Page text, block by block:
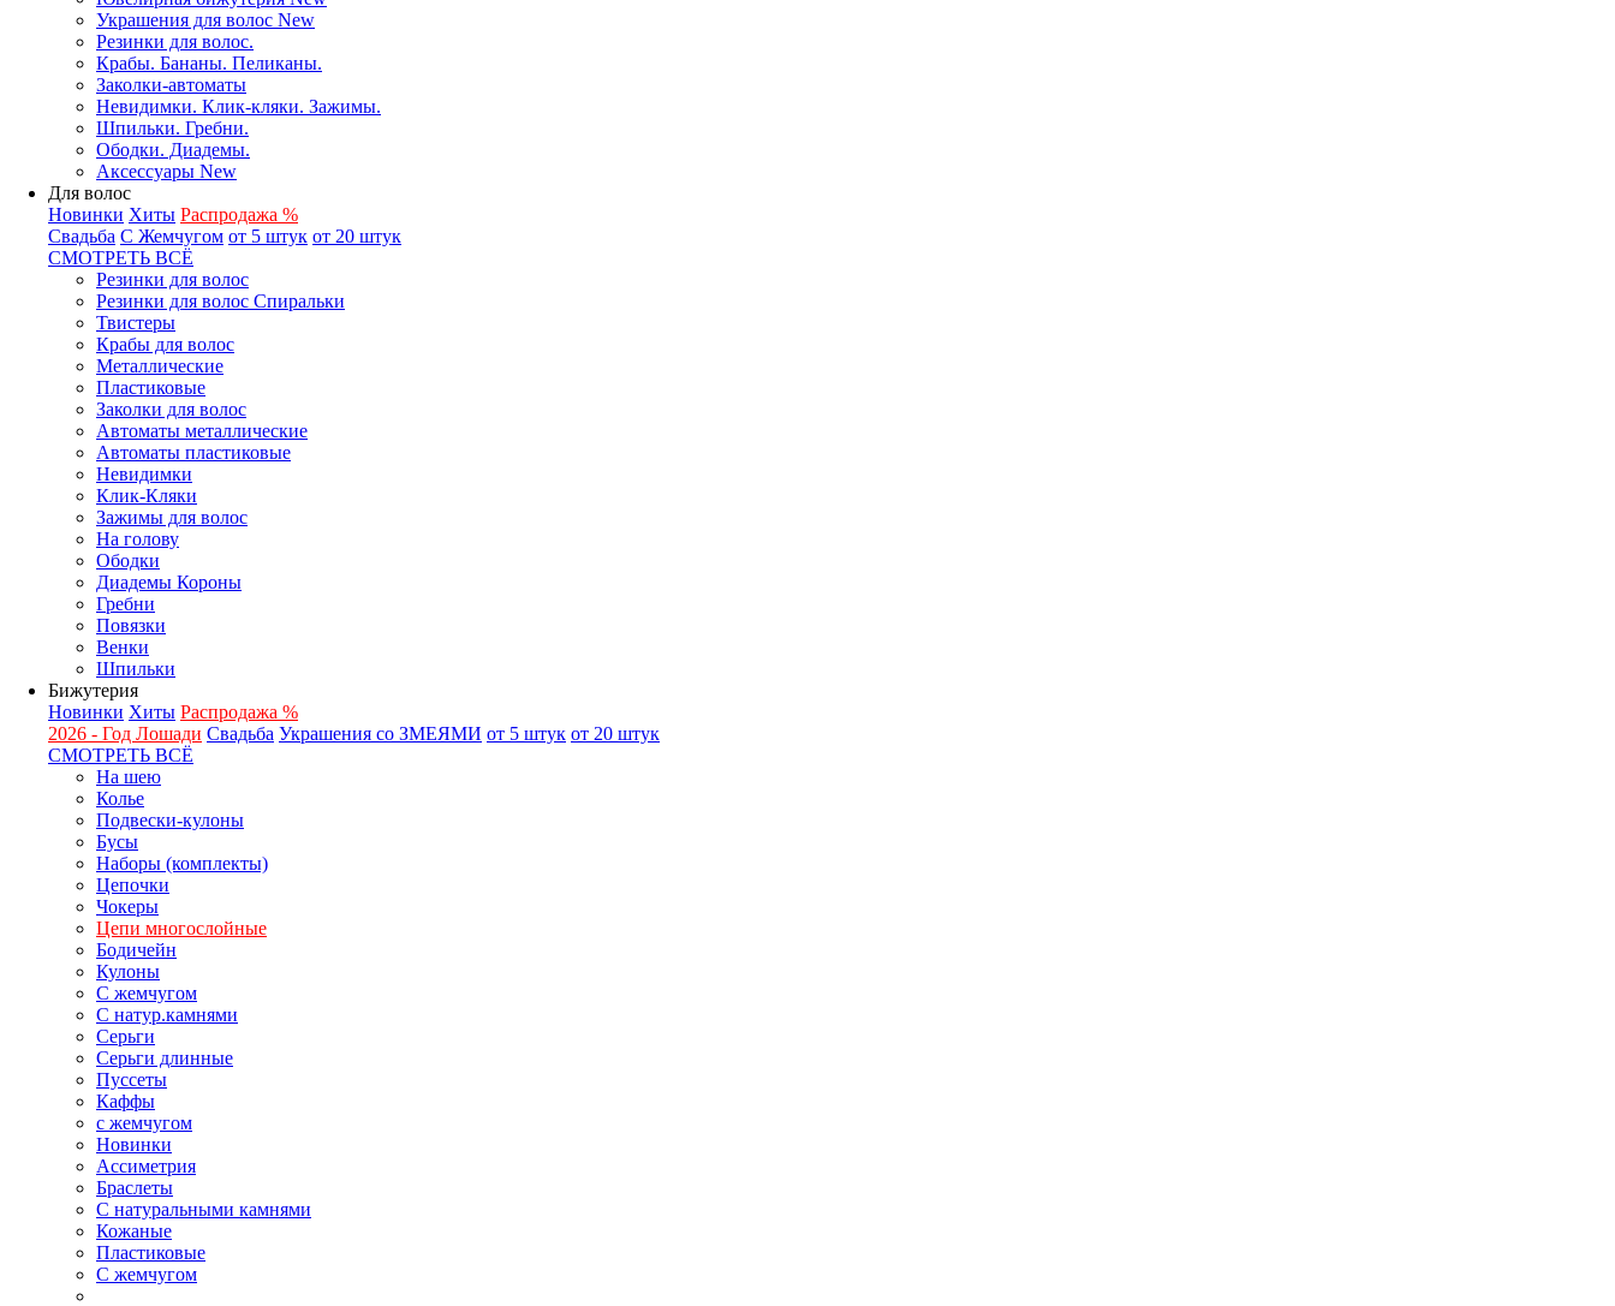
Украшения для волос New
Резинки для волос.
Крабы. Бананы. Пеликаны.
Заколки-автоматы
Невидимки. Клик-кляки. Зажимы.
Шпильки. Гребни.
Ободки. Диадемы.
Аксессуары New
Для волос
Новинки Хиты Распродажа %
Свадьба С Жемчугом от 5 штук от 20 штук
СМОТРЕТЬ ВСЁ
Резинки для волос
Резинки для волос Спиральки
Твистеры
Крабы для волос
Металлические
Пластиковые
Заколки для волос
Автоматы металлические
Автоматы пластиковые
Невидимки
Клик-Кляки
Зажимы для волос
На голову
Ободки
Диадемы Короны
Гребни
Повязки
Венки
Шпильки
Бижутерия
Новинки Хиты Распродажа %
2026 - Год Лошади Свадьба Украшения со ЗМЕЯМИ от 5 штук от 20 штук
СМОТРЕТЬ ВСЁ
На шею
Колье
Подвески-кулоны
Бусы
Наборы (комплекты)
Цепочки
Чокеры
Цепи многослойные
Бодичейн
Кулоны
С жемчугом
С натур.камнями
Серьги
Серьги длинные
Пуссеты
Каффы
с жемчугом
Новинки
Ассиметрия
Браслеты
С натуральными камнями
Кожаные
Пластиковые
С жемчугом